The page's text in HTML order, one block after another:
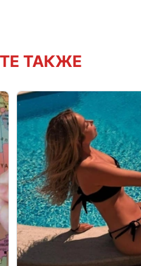
ТАКЖЕ